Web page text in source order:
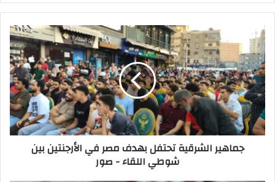
جماهير
الشرقية
تحتفل
بهدف
مصر
في
الأرجنتين
بين
شوطي
جماهير الشرقية تحتفل بهدف مصر في الأرجنتين بين
شوطي اللقاء - صور